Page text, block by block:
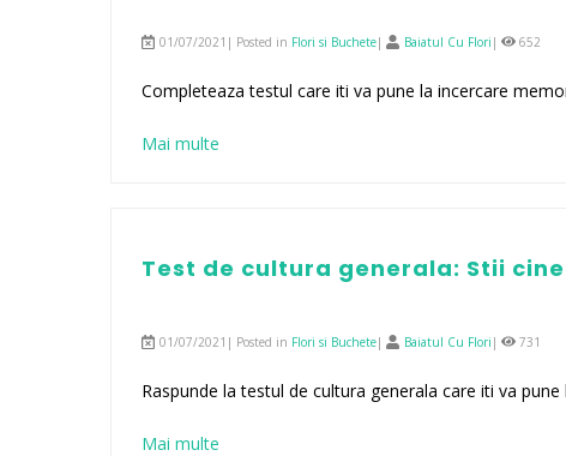
01/07/2021| Posted in Flori si Buchete| Baiatul Cu Flori | 652
Completeaza testul care iti va pune la incercare
Mai multe
Test de cultura generala: Stii
01/07/2021| Posted in Flori si Buchete| Baiatul Cu Flori | 731
Raspunde la testul de cultura generala care iti va
Mai multe